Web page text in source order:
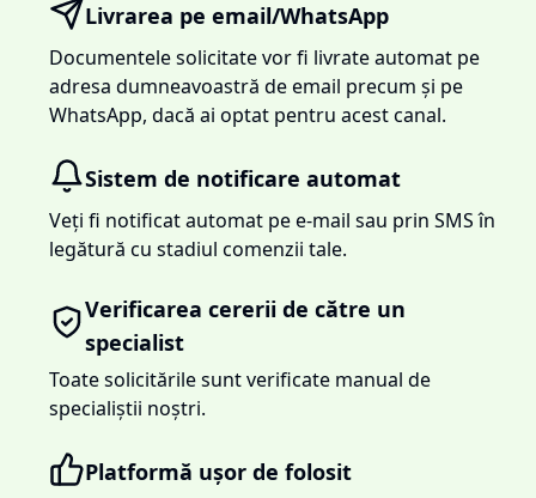
Livrarea pe email/WhatsApp
Documentele solicitate vor fi livrate automat pe
adresa dumneavoastră de email precum și pe
WhatsApp, dacă ai optat pentru acest canal.
Sistem de notificare automat
Veți fi notificat automat pe e-mail sau prin SMS în
legătură cu stadiul comenzii tale.
Verificarea cererii de către un
specialist
Toate solicitările sunt verificate manual de
specialiștii noștri.
Platformă ușor de folosit